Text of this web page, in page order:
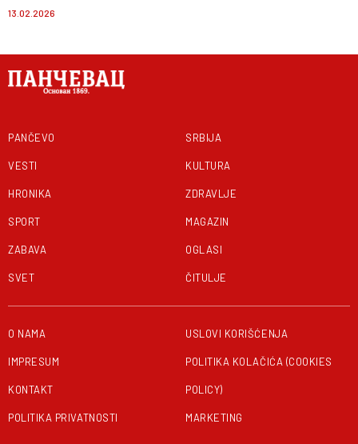
13.02.2026
PANČEVO
VESTI
HRONIKA
SPORT
ZABAVA
SVET
SRBIJA
KULTURA
ZDRAVLJE
MAGAZIN
OGLASI
ČITULJE
O NAMA
IMPRESUM
KONTAKT
POLITIKA PRIVATNOSTI
USLOVI KORIŠĆENJA
POLITIKA KOLAČIĆA (COOKIES
POLICY)
MARKETING